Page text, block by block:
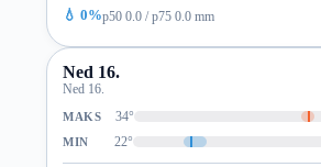
💧 0%p50 0.0 / p75 0.0 mm
Ned 16.
Ned 16.
MAKS 34°
MIN 22°